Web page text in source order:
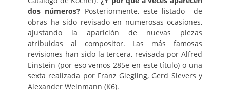
dos números? Posteriormente, este listado de
obras ha sido revisado en numerosas ocasiones,
ajustando la aparición de nuevas piezas
atribuidas al compositor. Las más famosas
revisiones han sido la tercera, revisada por Alfred
Einstein (por eso vemos 285e en este título) o una
sexta realizada por Franz Giegling, Gerd Sievers y
Alexander Weinmann (K6).